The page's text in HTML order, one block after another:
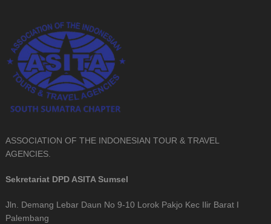
ASSOCIATION OF THE INDONESIAN TOUR & TRAVEL
AGENCIES.
Sekretariat DPD ASITA Sumsel
Jln. Demang Lebar Daun No 9-10 Lorok Pakjo Kec Ilir Barat I
Palembang